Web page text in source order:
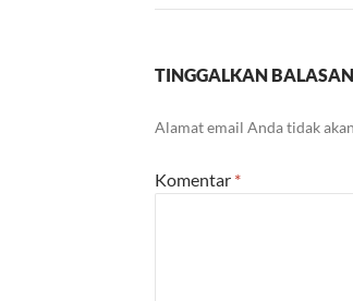
TINGGALKAN BALASAN
Alamat email Anda tidak
Komentar *